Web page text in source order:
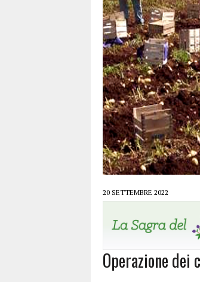
20 SETTEMBRE 2022
Operazione